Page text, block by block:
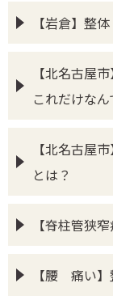
【岩倉】
【北名古
これだけなん
【北名古
とは？
【脊柱管狭
【腰 痛い